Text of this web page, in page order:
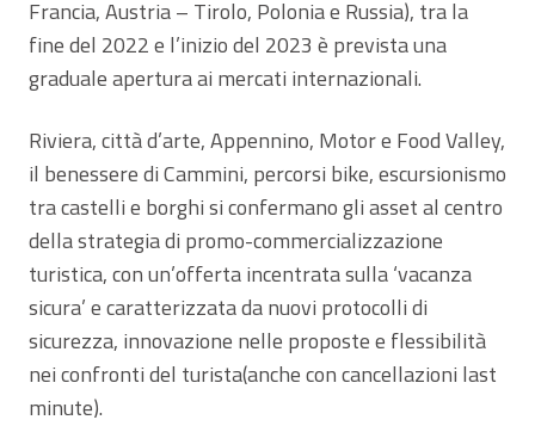
Francia, Austria – Tirolo, Polonia e Russia), tra la
fine del 2022 e l’inizio del 2023 è prevista una
graduale apertura ai mercati internazionali.
Riviera, città d’arte, Appennino, Motor e Food Valley,
il benessere di Cammini, percorsi bike, escursionismo
tra castelli e borghi si confermano gli asset al centro
della strategia di promo-commercializzazione
turistica, con un’offerta incentrata sulla ‘vacanza
sicura’ e caratterizzata da nuovi protocolli di
sicurezza, innovazione nelle proposte e flessibilità
nei confronti del turista(anche con cancellazioni last
minute).